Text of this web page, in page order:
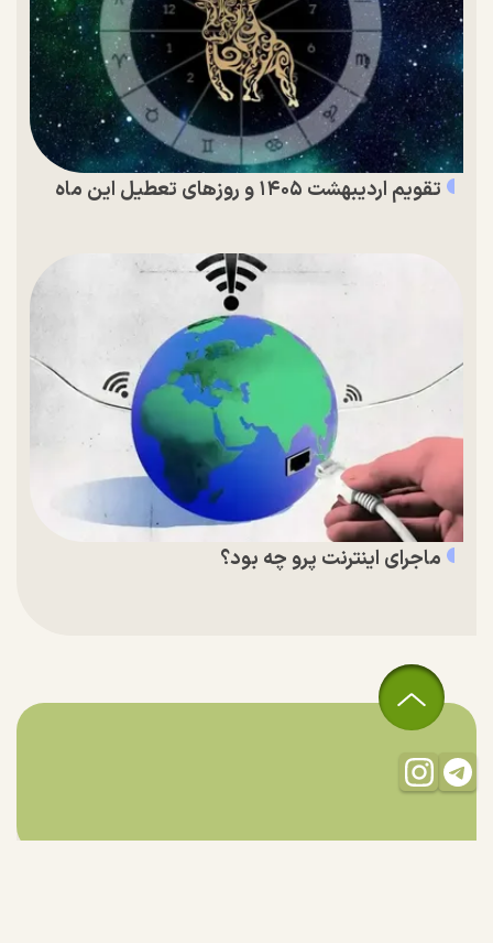
تقویم اردیبهشت ۱۴۰۵ و روز‌های تعطیل این ماه
ماجرای اینترنت پرو چه بود؟